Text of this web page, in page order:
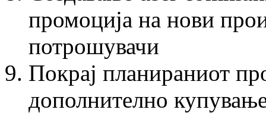
промоција на нови
потрошувачи
Покрај планираниот
дополнително